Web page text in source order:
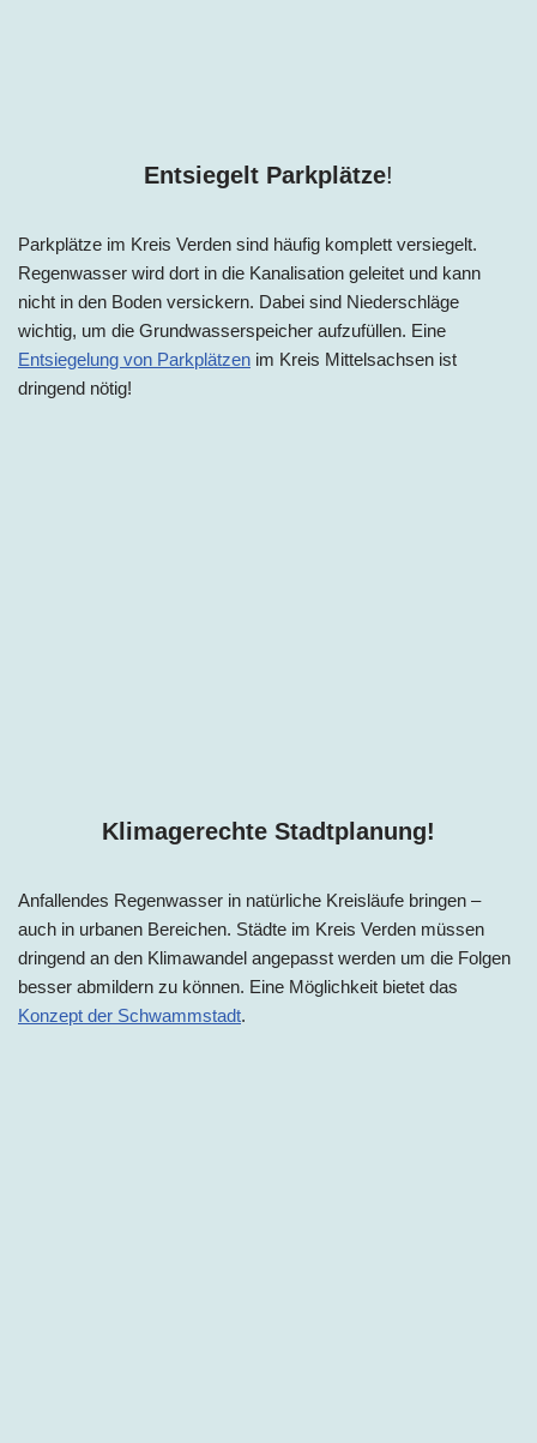
Entsiegelt Parkplätze!
Parkplätze im Kreis Verden sind häufig komplett versiegelt.
Regenwasser wird dort in die Kanalisation geleitet und kann
nicht in den Boden versickern. Dabei sind Niederschläge
wichtig, um die Grundwasserspeicher aufzufüllen. Eine
Entsiegelung von Parkplätzen im Kreis Mittelsachsen ist
dringend nötig!
Klimagerechte Stadtplanung!
Anfallendes Regenwasser in natürliche Kreisläufe bringen –
auch in urbanen Bereichen. Städte im Kreis Verden müssen
dringend an den Klimawandel angepasst werden um die Folgen
besser abmildern zu können. Eine Möglichkeit bietet das
Konzept der Schwammstadt.